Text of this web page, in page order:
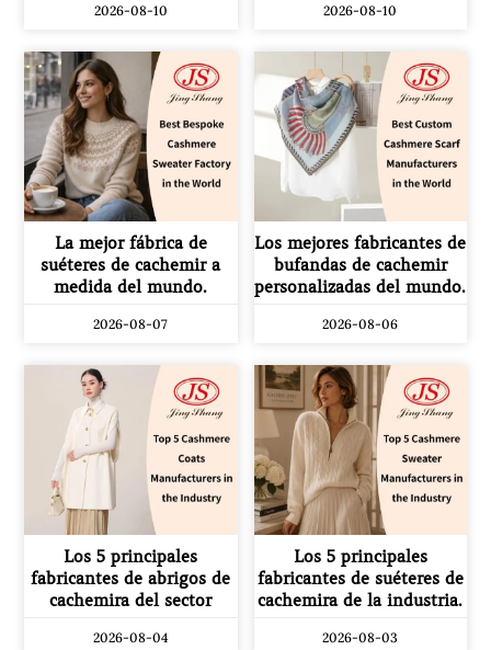
2026-08-10 2026-08-10
La mejor fábrica de
suéteres de cachemir a
medida del mundo.
2026-08-07
Los mejores fabricantes de
bufandas de cachemir
personalizadas del mundo.
2026-08-06
Los 5 principales
fabricantes de abrigos de
cachemira del sector
2026-08-04
Los 5 principales
fabricantes de suéteres de
cachemira de la industria.
2026-08-03